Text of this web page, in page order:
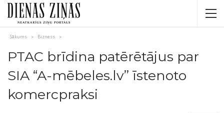
Sākums Bizness
PTAC brīdina patērētājus par
SIA “A-mēbeles.lv” īstenoto
komercpraksi